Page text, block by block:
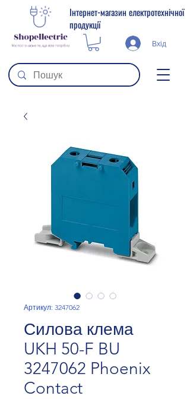
Інтернет-магазин електротехнічної
продукції
Вхід
Артикул: 3247062
Силова клема
UKH 50-F BU
3247062 Phoenix
Contact